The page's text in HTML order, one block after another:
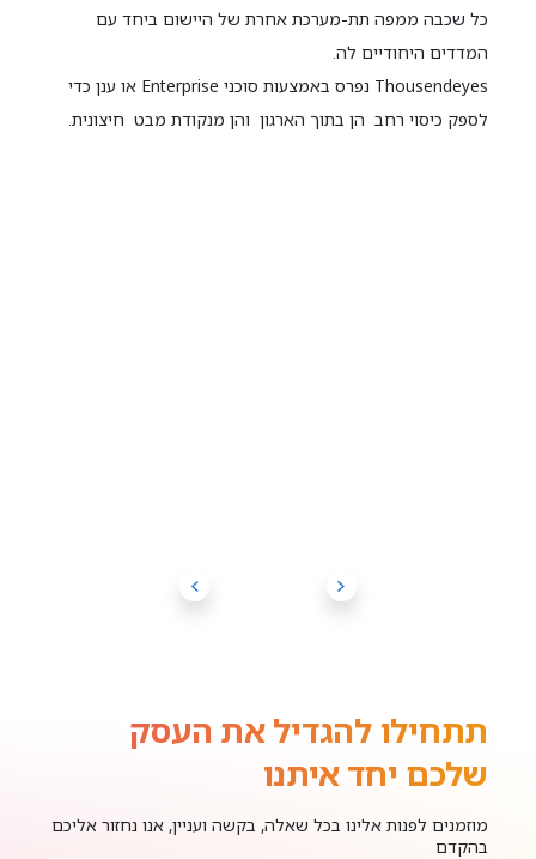
כל שכבה ממפה תת-מערכת אחרת של היישום ביחד עם
המדדים היחודיים לה.
Thousendeyes נפרס באמצעות סוכני Enterprise או ענן כדי
לספק כיסוי רחב הן בתוך הארגון והן מנקודת מבט חיצונית.
תתחילו להגדיל את העסק
שלכם יחד איתנו
מוזמנים לפנות אלינו בכל שאלה, בקשה ועניין, אנו נחזור אליכם
בהקדם